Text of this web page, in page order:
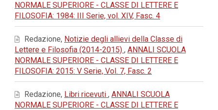
NORMALE SUPERIORE - CLASSE DI LETTERE E
FILOSOFIA: 1984: III Serie, vol. XIV, Fasc. 4
Redazione, Notizie degli allievi della Classe di
Lettere e Filosofia (2014-2015) , ANNALI SCUOLA
NORMALE SUPERIORE - CLASSE DI LETTERE E
FILOSOFIA: 2015: V Serie, Vol. 7, Fasc. 2
Redazione, Libri ricevuti , ANNALI SCUOLA
NORMALE SUPERIORE - CLASSE DI LETTERE E